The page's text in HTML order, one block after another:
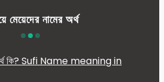
মেয়েদের নামের অর্থ